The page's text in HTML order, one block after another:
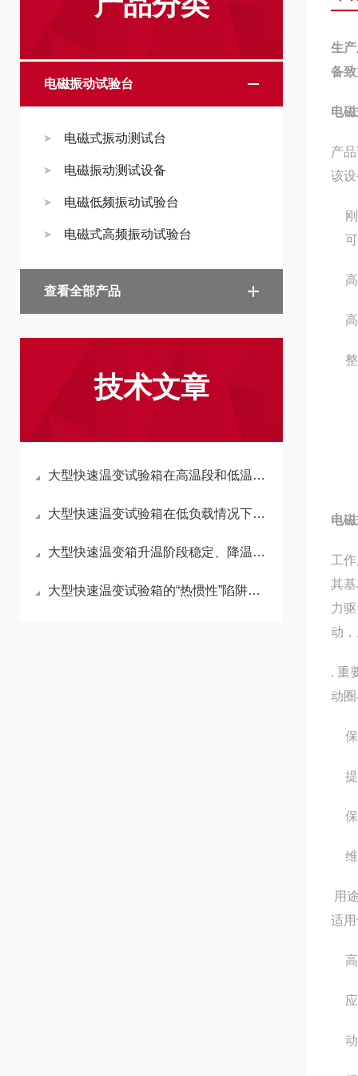
电磁振动试验台
电磁式振动测试台
电磁振动测试设备
电磁低频振动试验台
电磁式高频振动试验台
查看全部产品
技术文章
大型快速温变试验箱在高温段和低温段的温变能力为何存在不对称性？
大型快速温变试验箱在低负载情况下，其温变速率是否会更快？
大型快速温变箱升温阶段稳定、降温速率不足，仅仅是压缩机功率不够导致？
大型快速温变试验箱的“热惯性”陷阱：为什么箱内中心点总是最后一个达标？
生
备
电
产
该
电
工
其
力
动
. 重
动
用
适